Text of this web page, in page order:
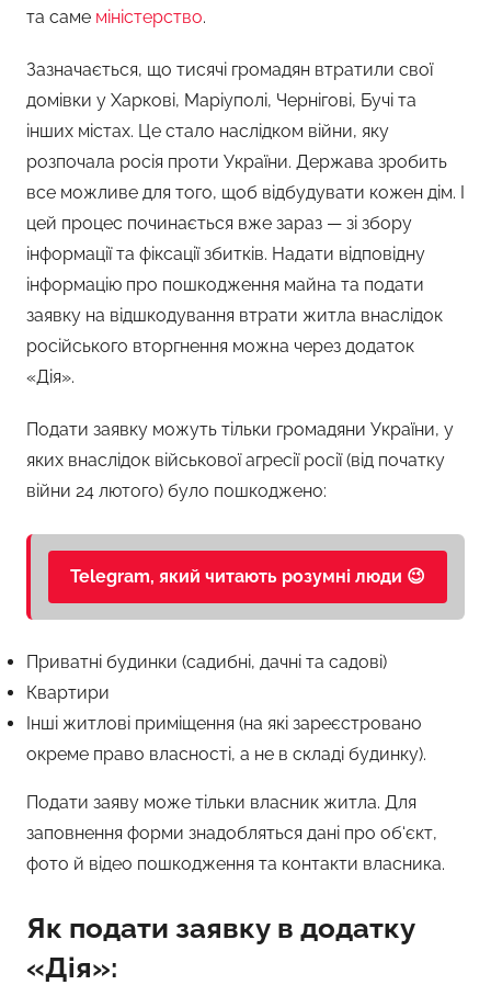
та саме міністерство.
Зазначається, що тисячі громадян втратили свої
домівки у Харкові, Маріуполі, Чернігові, Бучі та
інших містах. Це стало наслідком війни, яку
розпочала росія проти України. Держава зробить
все можливе для того, щоб відбудувати кожен дім. І
цей процес починається вже зараз — зі збору
інформації та фіксації збитків. Надати відповідну
інформацію про пошкодження майна та подати
заявку на відшкодування втрати житла внаслідок
російського вторгнення можна через додаток
«Дія».
Подати заявку можуть тільки громадяни України, у
яких внаслідок військової агресії росії (від початку
війни 24 лютого) було пошкоджено:
Telegram, який читають розумні люди 😉
Приватні будинки (садибні, дачні та садові)
Квартири
Інші житлові приміщення (на які зареєстровано
окреме право власності, а не в складі будинку).
Подати заяву може тільки власник житла. Для
заповнення форми знадобляться дані про об‘єкт,
фото й відео пошкодження та контакти власника.
Як подати заявку в додатку
«Дія»: